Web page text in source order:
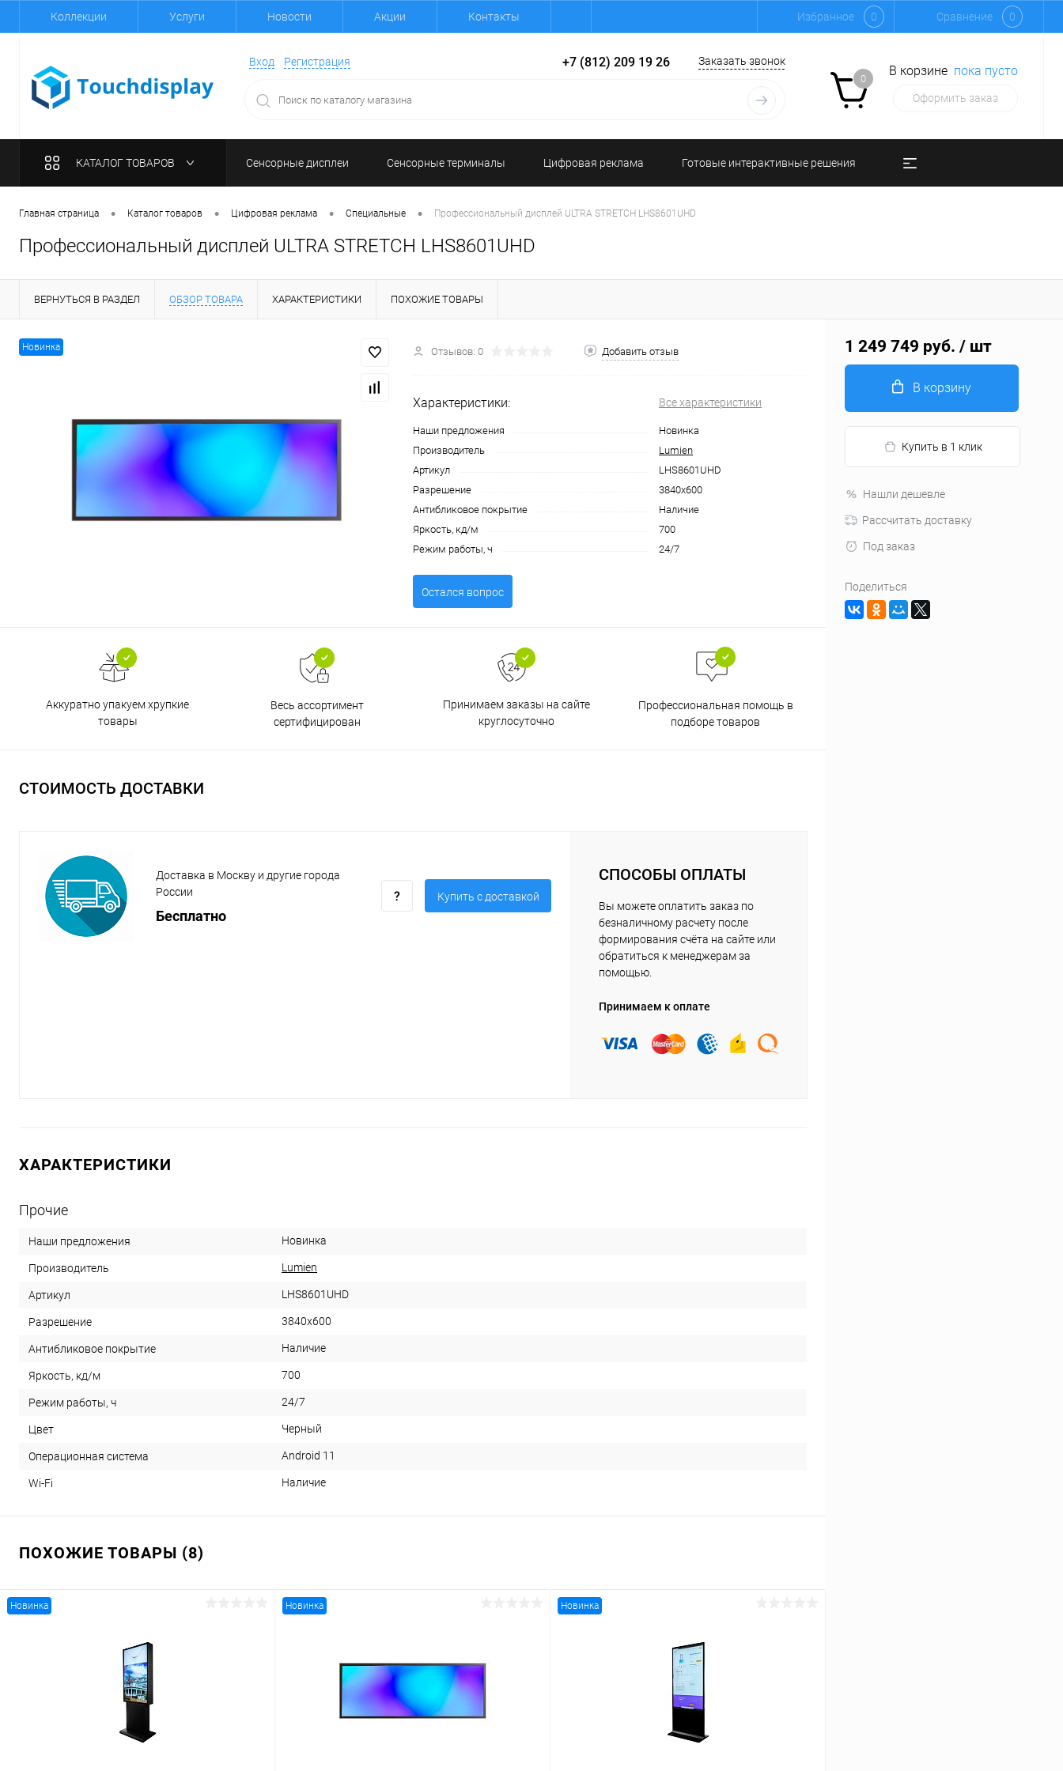
Коллекции Услуги Новости Акции Контакты Избранное 0 Сравнение 0
Вход Регистрация +7 (812) 209 19 26 Заказать звонок
0
В корзине пока пусто
Оформить заказ
КАТАЛОГ ТОВАРОВ Сенсорные дисплеи Сенсорные терминалы Цифровая реклама Готовые интерактивные решения
Главная страница • Каталог товаров • Цифровая реклама • Специальные • Профессиональный дисплей ULTRA STRETCH LHS8601UHD
Профессиональный дисплей ULTRA STRETCH LHS8601UHD
ВЕРНУТЬСЯ В РАЗДЕЛ ОБЗОР ТОВАРА ХАРАКТЕРИСТИКИ ПОХОЖИЕ ТОВАРЫ
Новинка Отзывов: 0 Добавить отзыв
Характеристики: Все характеристики
Наши предложения
Новинка
Производитель
Lumien
Артикул
LHS8601UHD
Разрешение
3840х600
Антибликовое покрытие
Наличие
Яркость, кд/м
700
Режим работы, ч
24/7
Остался вопрос
Аккуратно упакуем хрупкие
товары
Весь ассортимент
сертифицирован
Принимаем заказы на сайте
круглосуточно
Профессиональная помощь в
подборе товаров
СТОИМОСТЬ ДОСТАВКИ
Доставка в Москву и другие города
России
Бесплатно
Купить c доставкой
СПОСОБЫ ОПЛАТЫ
Вы можете оплатить заказ по
безналичному расчету после
формирования счёта на сайте или
обратиться к менеджерам за
помощью.
Принимаем к оплате
ХАРАКТЕРИСТИКИ
Прочие
Наши предложения Новинка
Производитель Lumien
Артикул LHS8601UHD
Разрешение 3840х600
Антибликовое покрытие Наличие
Яркость, кд/м 700
Режим работы, ч 24/7
Цвет Черный
Операционная система Android 11
Wi-Fi Наличие
ПОХОЖИЕ ТОВАРЫ (8)
Новинка Новинка Новинка
1 249 749 руб. / шт
В корзину
Купить в 1 клик
Нашли дешевле
Рассчитать доставку
Под заказ
Поделиться